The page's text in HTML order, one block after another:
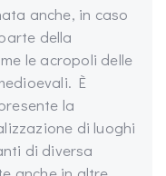
anche, in caso
della
le acropoli delle
È
la
di luoghi
di diversa